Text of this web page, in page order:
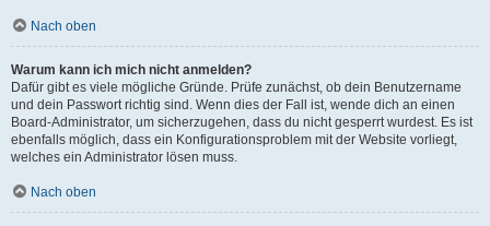
Nach oben
Warum kann ich mich nicht anmelden?
Dafür gibt es viele mögliche Gründe. Prüfe zunächst, ob dein Benutzername
und dein Passwort richtig sind. Wenn dies der Fall ist, wende dich an einen
Board-Administrator, um sicherzugehen, dass du nicht gesperrt wurdest. Es ist
ebenfalls möglich, dass ein Konfigurationsproblem mit der Website vorliegt,
welches ein Administrator lösen muss.
Nach oben